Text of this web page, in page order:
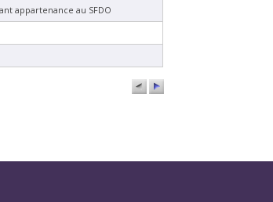
appartenance au SFDO